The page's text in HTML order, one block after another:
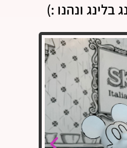
בלינג ונהנו :)